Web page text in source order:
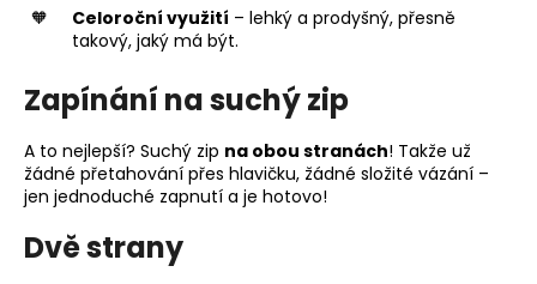
Celoroční využití – lehký a prodyšný, přesně
takový, jaký má být.
Zapínání na suchý zip
A to nejlepší? Suchý zip na obou stranách! Takže už
žádné přetahování přes hlavičku, žádné složité vázání –
jen jednoduché zapnutí a je hotovo!
Dvě strany